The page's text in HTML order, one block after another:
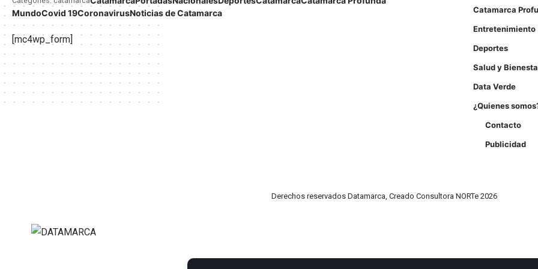
MundoCovid 19CoronavirusNoticias de Catamarca
[mc4wp_form]
Catamarca
Entretenimiento
Deportes
Salud y
Data Verde
¿Quienes
Contacto
Publicidad
Derechos reservados Datamarca, Creado Consultora NORTe 2026